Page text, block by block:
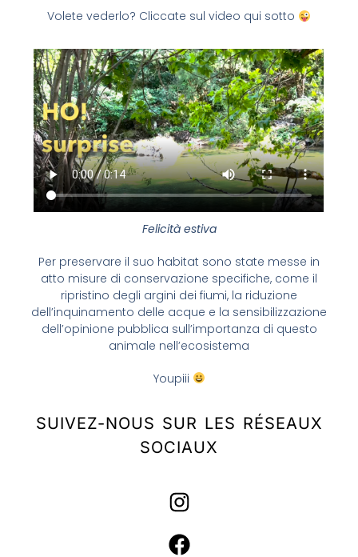
Volete vederlo? Cliccate sul video qui sotto
Felicità estiva
Per preservare il suo habitat sono state messe in
atto misure di conservazione specifiche, come il
ripristino degli argini dei fiumi, la riduzione
dell’inquinamento delle acque e la sensibilizzazione
dell’opinione pubblica sull’importanza di questo
animale nell’ecosistema
Youpiii
SUIVEZ-NOUS SUR LES RÉSEAUX
SOCIAUX